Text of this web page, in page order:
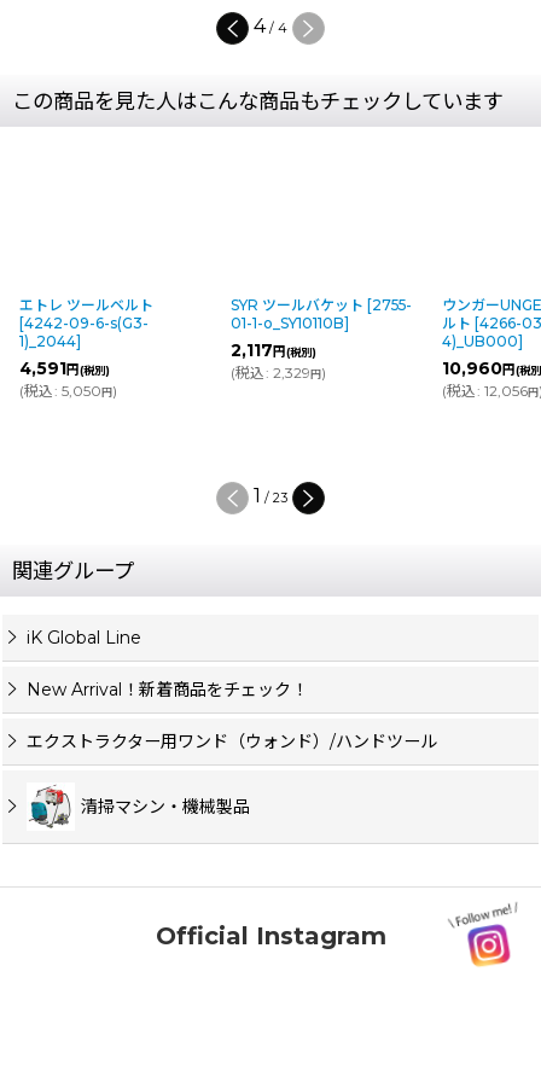
4/ 4
この商品を見た人はこんな商品もチェックしています
エトレ ツールベルト
[4242-09-6-s(G3-
1)_2044]
4,591円(税別)
(税込: 5,050円)
SYR ツールバケット [2755-
01-1-o_SY10110B]
2,117円(税別)
(税込: 2,329円)
ウンガー
ルト [4266-
4)_UB000]
10,960円(税
(税込: 12,056円
1 / 23
関連グループ
iK Global Line
New Arrival！新着商品をチェック！
エクストラクター用ワンド（ウォンド）/ハンドツール
清掃マシン・機械製品
Official Instagram